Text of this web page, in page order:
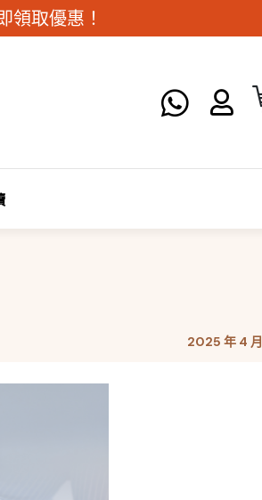
領取優惠！
2025 年 4